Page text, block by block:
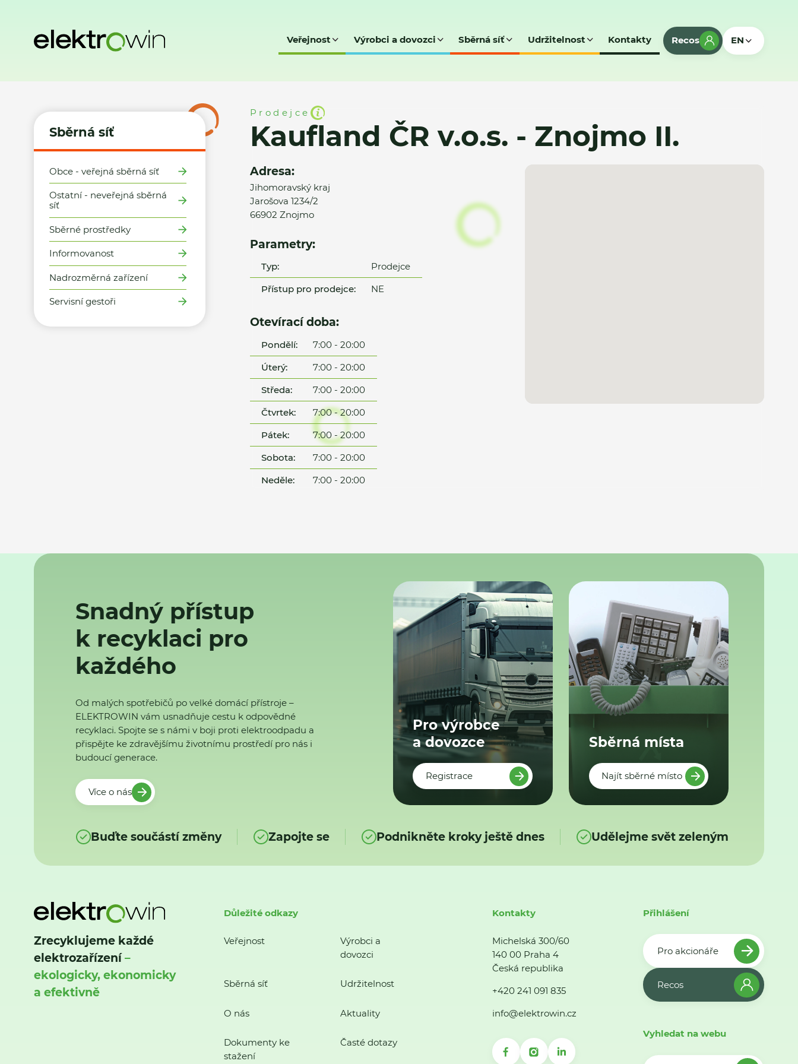
Veřejnost Výrobci a dovozci Sběrná síť Udržitelnost Kontakty Recos EN
Sběrná síť
Obce - veřejná sběrná síť
Ostatní - neveřejná sběrná
síť
Sběrné prostředky
Informovanost
Nadrozměrná zařízení
Servisní gestoři
Prodejce
Kaufland ČR v.o.s. - Znojmo II.
Adresa:
Jihomoravský kraj
Jarošova 1234/2
66902 Znojmo
Parametry:
Typ:
Prodejce
Přístup pro prodejce:
NE
Otevírací doba:
Pondělí:
7:00 - 20:00
Úterý:
7:00 - 20:00
Středa:
7:00 - 20:00
Čtvrtek:
7:00 - 20:00
Pátek:
7:00 - 20:00
Sobota:
7:00 - 20:00
Neděle:
7:00 - 20:00
Snadný přístup
k recyklaci pro
každého
Od malých spotřebičů po velké domácí přístroje –
ELEKTROWIN vám usnadňuje cestu k odpovědné
recyklaci. Spojte se s námi v boji proti elektroodpadu a
přispějte ke zdravějšímu životnímu prostředí pro nás i
budoucí generace.
Více o nás
Pro výrobce
a dovozce
Registrace
Sběrná místa
Najít sběrné místo
Buďte součástí změny Zapojte se Podnikněte kroky ještě dnes Udělejme svět zeleným
Zrecyklujeme každé
elektrozařízení–
ekologicky, ekonomicky
a efektivně
Důležité odkazy
Veřejnost
Výrobci a
dovozci
Sběrná síť Udržitelnost
O nás Aktuality
Dokumenty ke
stažení
Časté dotazy
Kontakty
Michelská 300/60
140 00 Praha 4
Česká republika
+420 241 091 835
info@elektrowin.cz
Přihlášení
Pro akcionáře
Recos
Vyhledat na webu